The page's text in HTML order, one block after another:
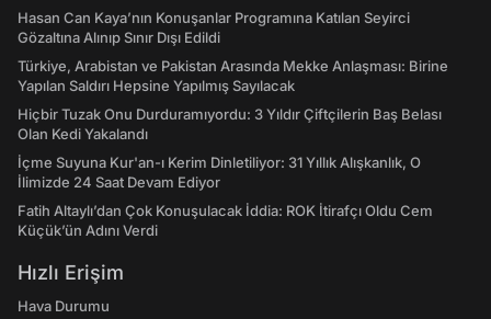
Hasan Can Kaya’nın Konuşanlar Programına Katılan Seyirci
Gözaltına Alınıp Sınır Dışı Edildi
Türkiye, Arabistan ve Pakistan Arasında Mekke Anlaşması: Birine
Yapılan Saldırı Hepsine Yapılmış Sayılacak
Hiçbir Tuzak Onu Durduramıyordu: 3 Yıldır Çiftçilerin Baş Belası
Olan Kedi Yakalandı
İçme Suyuna Kur'an-ı Kerim Dinletiliyor: 31 Yıllık Alışkanlık, O
İlimizde 24 Saat Devam Ediyor
Fatih Altaylı’dan Çok Konuşulacak İddia: ROK İtirafçı Oldu Cem
Küçük’ün Adını Verdi
Hızlı Erişim
Hava Durumu